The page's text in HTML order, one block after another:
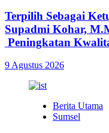
Terpilih Sebagai
Supadmi Kohar,
Peningkatan
9 Agustus 2026
Berita Utama
Sumsel